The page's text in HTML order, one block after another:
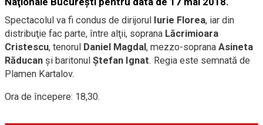
Spectacolul va fi condus de dirijorul Iurie Florea, iar din
distribuţie fac parte, între alţii, soprana Lăcrimioara
Cristescu, tenorul Daniel Magdal, mezzo-soprana Asineta
Răducan şi baritonul Ștefan Ignat. Regia este semnată de
Plamen Kartalov.
Ora de începere: 18,30.